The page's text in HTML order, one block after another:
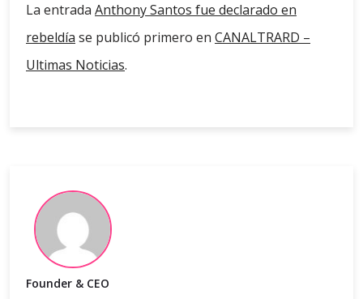
La entrada Anthony Santos fue declarado en
rebeldía se publicó primero en CANALTRARD –
Ultimas Noticias.
Founder & CEO